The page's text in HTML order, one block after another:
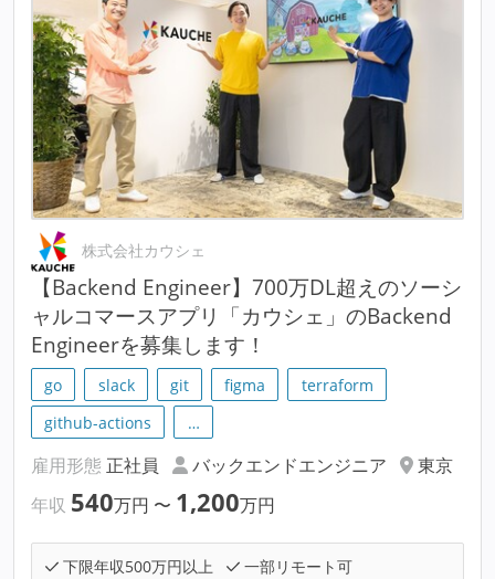
株式会社カウシェ
【Backend Engineer】700万DL超えのソーシ
ャルコマースアプリ「カウシェ」のBackend
Engineerを募集します！
go slack git figma
terraform
github-actions
…
雇用形態 正社員 バックエンドエンジニア
東京
年収 540万円 〜 1,200万円
下限年収500万円以上
一部リモート可